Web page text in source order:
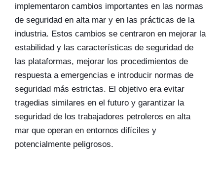
implementaron cambios importantes en las normas
de seguridad en alta mar y en las prácticas de la
industria. Estos cambios se centraron en mejorar la
estabilidad y las características de seguridad de
las plataformas, mejorar los procedimientos de
respuesta a emergencias e introducir normas de
seguridad más estrictas. El objetivo era evitar
tragedias similares en el futuro y garantizar la
seguridad de los trabajadores petroleros en alta
mar que operan en entornos difíciles y
potencialmente peligrosos.